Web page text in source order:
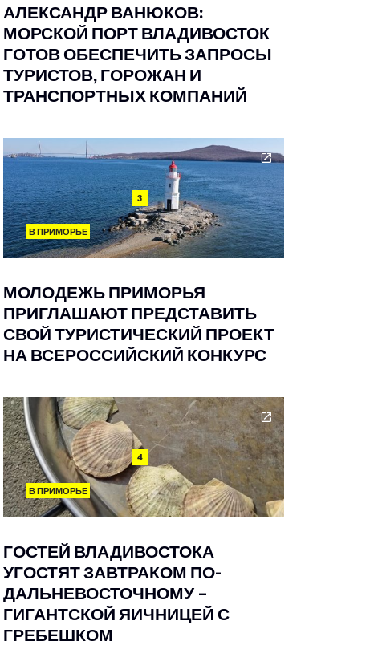
АЛЕКСАНДР ВАНЮКОВ:
МОРСКОЙ ПОРТ ВЛАДИВОСТОК
ГОТОВ ОБЕСПЕЧИТЬ ЗАПРОСЫ
ТУРИСТОВ, ГОРОЖАН И
ТРАНСПОРТНЫХ КОМПАНИЙ
3
В ПРИМОРЬЕ
МОЛОДЕЖЬ ПРИМОРЬЯ
ПРИГЛАШАЮТ ПРЕДСТАВИТЬ
СВОЙ ТУРИСТИЧЕСКИЙ ПРОЕКТ
НА ВСЕРОССИЙСКИЙ КОНКУРС
4
В ПРИМОРЬЕ
ГОСТЕЙ ВЛАДИВОСТОКА
УГОСТЯТ ЗАВТРАКОМ ПО-
ДАЛЬНЕВОСТОЧНОМУ –
ГИГАНТСКОЙ ЯИЧНИЦЕЙ С
ГРЕБЕШКОМ